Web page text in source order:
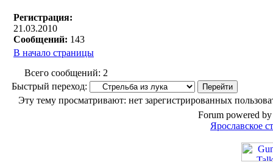
Регистрация:
21.03.2010
Сообщений: 143
В начало страницы
Всего сообщений: 2
Быстрый переход:
Эту тему просматривают: нет зарегистрированных
Forum powered
Ярославское